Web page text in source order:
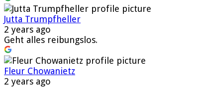
Jutta Trumpfheller
2 years ago
Geht alles reibungslos.
Fleur Chowanietz
2 years ago